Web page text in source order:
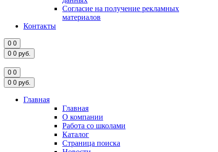
Согласие на получение рекламных
материалов
Контакты
0 0
0 0 руб.
0 0
0 0 руб.
Главная
Главная
О компании
Работа со школами
Каталог
Страница поиска